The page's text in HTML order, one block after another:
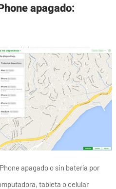
apagado:
apagado o sin batería por
tableta o celular